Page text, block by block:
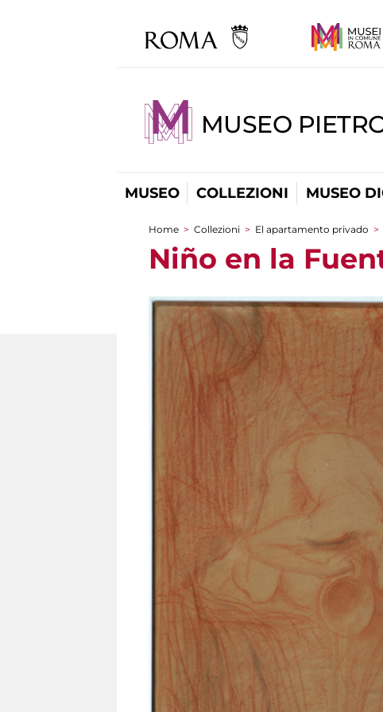
MUSEO
MUSEO COLLEZIONI MUSEO
You are here
Home > Collezioni > El apartamento privado >
Niño en la